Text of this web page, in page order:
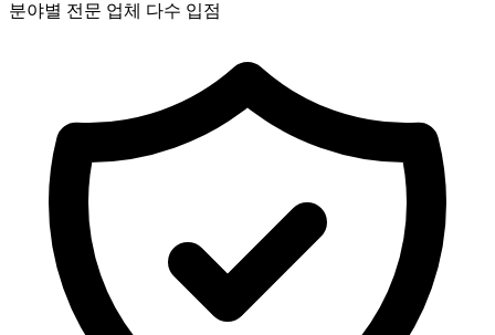
분야별 전문 업체 다수 입점